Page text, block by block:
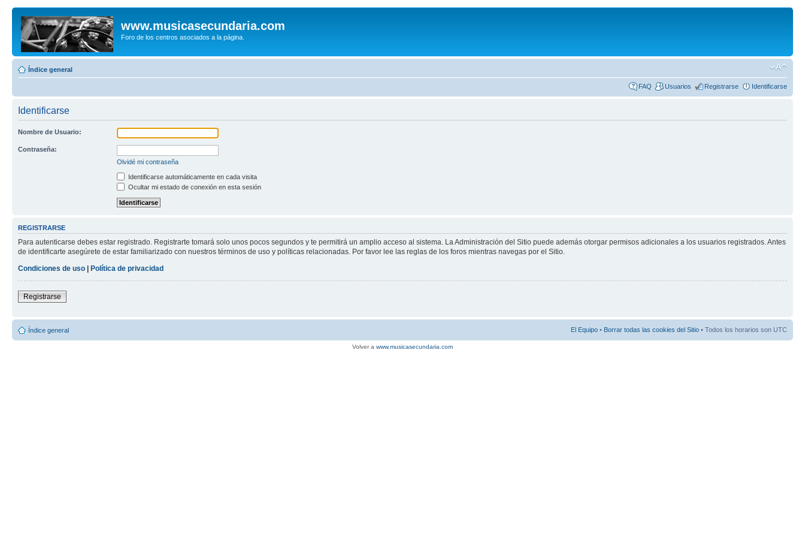
www.musicasecundaria.com
Foro de los centros asociados a la página.
Índice general
FAQ Usuarios Registrarse Identificarse
Identificarse
Nombre de Usuario:
Contraseña:
Olvidé mi contraseña
Identificarse automáticamente en cada visita
Ocultar mi estado de conexión en esta sesión
REGISTRARSE
Para autenticarse debes estar registrado. Registrarte tomará solo unos pocos segundos y te permitirá un amplio acceso al sistema. La Administración del Sitio puede además otorgar permisos adicionales a los usuarios registrados. Antes
de identificarte asegúrete de estar familiarizado con nuestros términos de uso y políticas relacionadas. Por favor lee las reglas de los foros mientras navegas por el Sitio.
Condiciones de uso | Política de privacidad
Registrarse
Índice general El Equipo • Borrar todas las cookies del Sitio • Todos los horarios son UTC
Volver a www.musicasecundaria.com